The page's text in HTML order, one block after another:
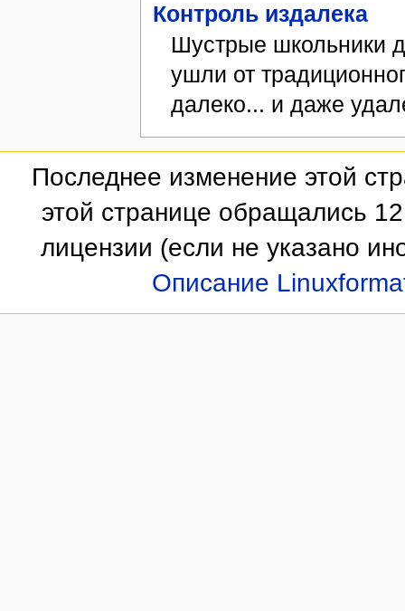
Контроль издалека
Шустрые школьники
ушли от
далеко... и даже
Последнее изменение этой
этой странице обращались
лицензии (если не указано
Описание